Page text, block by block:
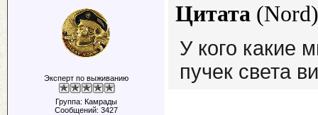
Эксперт по выживанию
Группа: Камрады
Сообщений: 3427
Цитата (Nord)
У кого какие
пучек света